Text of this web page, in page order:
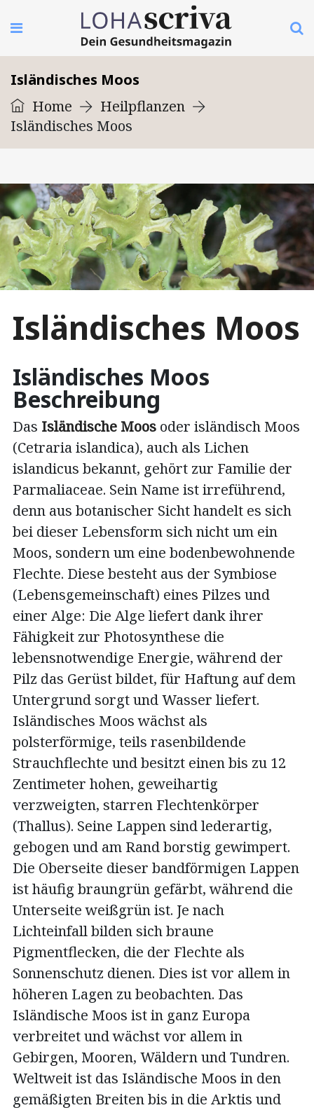
Isländisches Moos
Home
Heilpflanzen
Isländisches Moos
Isländisches Moos
Isländisches Moos
Beschreibung
Das Isländische Moos oder isländisch Moos
(Cetraria islandica), auch als Lichen
islandicus bekannt, gehört zur Familie der
Parmaliaceae. Sein Name ist irreführend,
denn aus botanischer Sicht handelt es sich
bei dieser Lebensform sich nicht um ein
Moos, sondern um eine bodenbewohnende
Flechte. Diese besteht aus der Symbiose
(Lebensgemeinschaft) eines Pilzes und
einer Alge: Die Alge liefert dank ihrer
Fähigkeit zur Photosynthese die
lebensnotwendige Energie, während der
Pilz das Gerüst bildet, für Haftung auf dem
Untergrund sorgt und Wasser liefert.
Isländisches Moos wächst als
polsterförmige, teils rasenbildende
Strauchflechte und besitzt einen bis zu 12
Zentimeter hohen, geweihartig
verzweigten, starren Flechtenkörper
(Thallus). Seine Lappen sind lederartig,
gebogen und am Rand borstig gewimpert.
Die Oberseite dieser bandförmigen Lappen
ist häufig braungrün gefärbt, während die
Unterseite weißgrün ist. Je nach
Lichteinfall bilden sich braune
Pigmentflecken, die der Flechte als
Sonnenschutz dienen. Dies ist vor allem in
höheren Lagen zu beobachten. Das
Isländische Moos ist in ganz Europa
verbreitet und wächst vor allem in
Gebirgen, Mooren, Wäldern und Tundren.
Weltweit ist das Isländische Moos in den
gemäßigten Breiten bis in die Arktis und